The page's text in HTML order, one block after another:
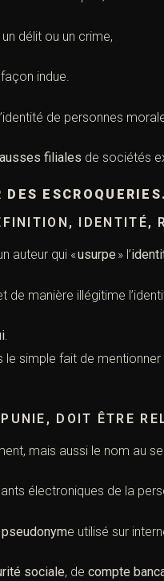
délit ou un crime,
indue.
de personnes
filiales de sociétés
DES ESCROQUERIES.
IDENTITÉ,
auteur qui «usurpe » l’
de manière illégitime
.
simple fait de
DOIT ÊTRE
mais aussi le nom au
électroniques de la
pseudonyme utilisé sur
sociale, de compte